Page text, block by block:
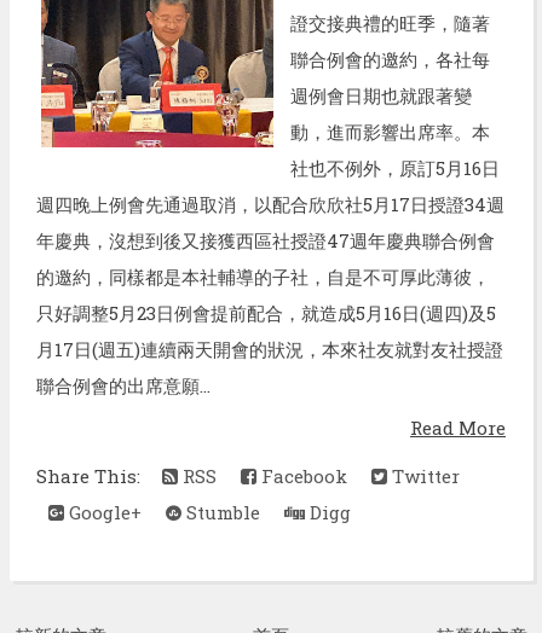
證交接典禮的旺季，隨著
聯合例會的邀約，各社每
週例會日期也就跟著變
動，進而影響出席率。本
社也不例外，原訂5月16日
週四晚上例會先通過取消，以配合欣欣社5月17日授證34週
年慶典，沒想到後又接獲西區社授證47週年慶典聯合例會
的邀約，同樣都是本社輔導的子社，自是不可厚此薄彼，
只好調整5月23日例會提前配合，就造成5月16日(週四)及5
月17日(週五)連續兩天開會的狀況，本來社友就對友社授證
聯合例會的出席意願...
Read More
Share This:
RSS Facebook
Twitter
Google+
Stumble Digg